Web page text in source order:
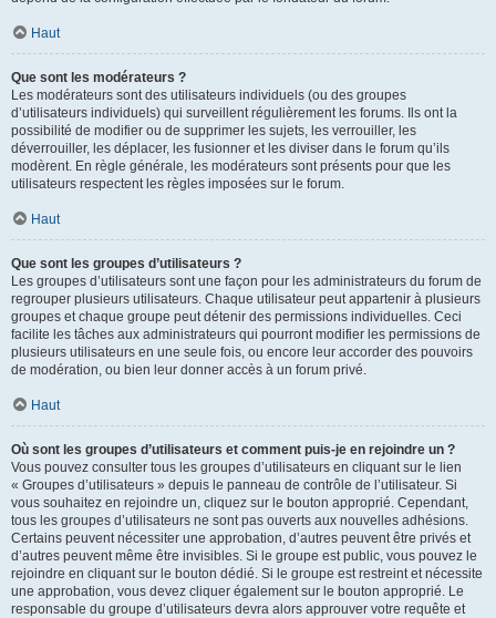
Haut
Que sont les modérateurs ?
Les modérateurs sont des utilisateurs individuels (ou des groupes
d’utilisateurs individuels) qui surveillent régulièrement les forums. Ils ont la
possibilité de modifier ou de supprimer les sujets, les verrouiller, les
déverrouiller, les déplacer, les fusionner et les diviser dans le forum qu’ils
modèrent. En règle générale, les modérateurs sont présents pour que les
utilisateurs respectent les règles imposées sur le forum.
Haut
Que sont les groupes d’utilisateurs ?
Les groupes d’utilisateurs sont une façon pour les administrateurs du forum de
regrouper plusieurs utilisateurs. Chaque utilisateur peut appartenir à plusieurs
groupes et chaque groupe peut détenir des permissions individuelles. Ceci
facilite les tâches aux administrateurs qui pourront modifier les permissions de
plusieurs utilisateurs en une seule fois, ou encore leur accorder des pouvoirs
de modération, ou bien leur donner accès à un forum privé.
Haut
Où sont les groupes d’utilisateurs et comment puis-je en rejoindre un ?
Vous pouvez consulter tous les groupes d’utilisateurs en cliquant sur le lien
« Groupes d’utilisateurs » depuis le panneau de contrôle de l’utilisateur. Si
vous souhaitez en rejoindre un, cliquez sur le bouton approprié. Cependant,
tous les groupes d’utilisateurs ne sont pas ouverts aux nouvelles adhésions.
Certains peuvent nécessiter une approbation, d’autres peuvent être privés et
d’autres peuvent même être invisibles. Si le groupe est public, vous pouvez le
rejoindre en cliquant sur le bouton dédié. Si le groupe est restreint et nécessite
une approbation, vous devez cliquer également sur le bouton approprié. Le
responsable du groupe d’utilisateurs devra alors approuver votre requête et